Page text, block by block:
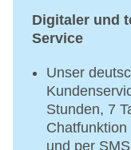
Digitaler und
Service
Unser
Stunden, 7
und per